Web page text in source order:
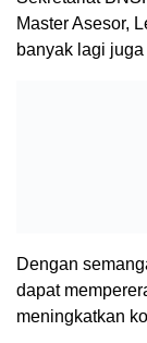
Master Asesor,
banyak lagi juga
Dengan
dapat
meningkatkan